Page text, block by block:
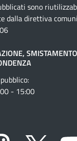
sono
dalla direttiva
- 15:00
Instagram